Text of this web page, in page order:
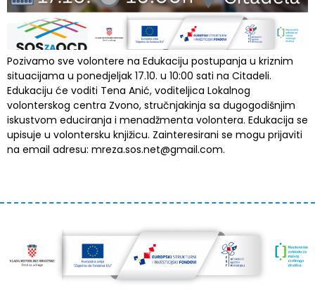
Pozivamo sve volontere na Edukaciju postupanja u kriznim
situacijama u ponedjeljak 17.10. u 10:00 sati na Citadeli.
Edukaciju će voditi Tena Anić, voditeljica Lokalnog
volonterskog centra Zvono, stručnjakinja sa dugogodišnjim
iskustvom educiranja i menadžmenta volontera. Edukacija se
upisuje u volontersku knjižicu. Zainteresirani se mogu prijaviti
na email adresu: mreza.sos.net@gmail.com.